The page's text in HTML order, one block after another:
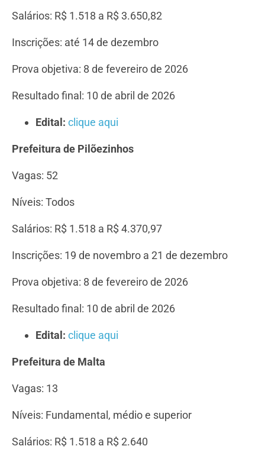
Salários: R$ 1.518 a R$ 3.650,82
Inscrições: até 14 de dezembro
Prova objetiva: 8 de fevereiro de 2026
Resultado final: 10 de abril de 2026
Edital: clique aqui
Prefeitura de Pilõezinhos
Vagas: 52
Níveis: Todos
Salários: R$ 1.518 a R$ 4.370,97
Inscrições: 19 de novembro a 21 de dezembro
Prova objetiva: 8 de fevereiro de 2026
Resultado final: 10 de abril de 2026
Edital: clique aqui
Prefeitura de Malta
Vagas: 13
Níveis: Fundamental, médio e superior
Salários: R$ 1.518 a R$ 2.640